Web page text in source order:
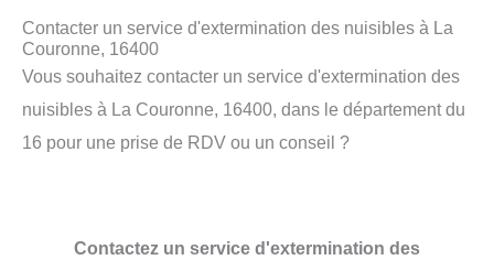
Contacter un service d'extermination des nuisibles à La
Couronne, 16400
Vous souhaitez contacter un service d'extermination des
nuisibles à La Couronne, 16400, dans le département du
16 pour une prise de RDV ou un conseil ?
Contactez un service d'extermination des